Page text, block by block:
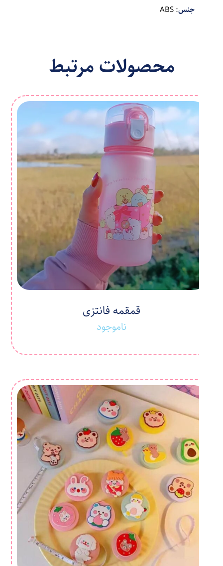
جنس: ABS
محصولات مرتبط
قمقمه فانتزی
ناموجود